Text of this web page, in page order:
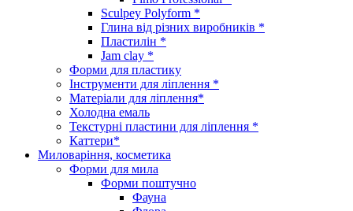
Sculpey Polyform *
Глина від різних виробників *
Пластилін *
Jam clay *
Форми для пластику
Інструменти для ліплення *
Матеріали для ліплення*
Холодна емаль
Текстурні пластини для ліплення *
Каттери*
Миловаріння, косметика
Форми для мила
Форми поштучно
Фауна